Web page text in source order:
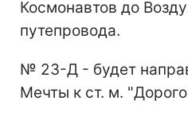
Космонавтов до
путепровода.
№ 23-Д - будет
Мечты к ст. м.